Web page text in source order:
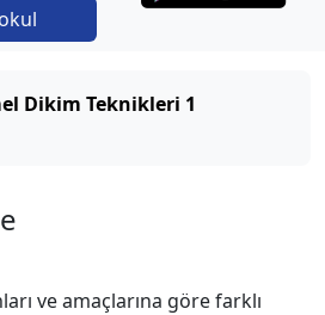
Dikim Teknikleri 1
ve amaçlarına göre farklı